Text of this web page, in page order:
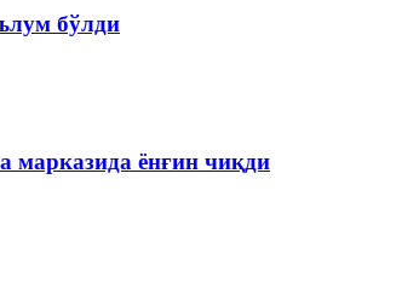
бўлди
марказида ёнғин чиқди